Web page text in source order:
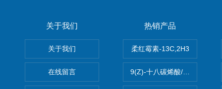
关于我们
关于我们
在线留言
热销产品
柔红霉素-13C,2H3
9(Z)-十八碳烯酸/油酸